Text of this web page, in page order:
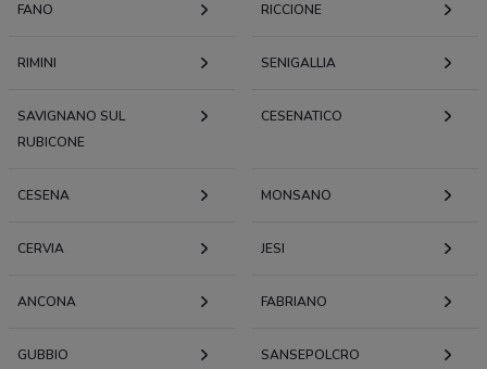
FANO RICCIONE
RIMINI SENIGALLIA
SAVIGNANO SUL
RUBICONE
CESENATICO
CESENA MONSANO
CERVIA JESI
ANCONA FABRIANO
GUBBIO SANSEPOLCRO